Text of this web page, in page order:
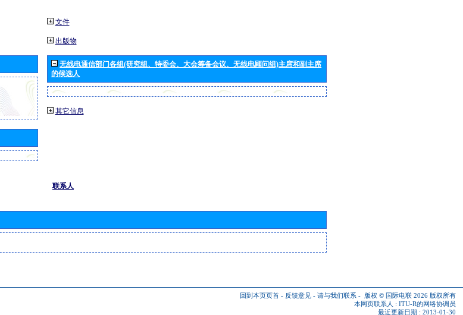
文件
出版物
无线电通信部门各组(研究组、特委会、大会筹备会议、无线电顾问组)主席和副主席
的候选人
其它信息
联系人
回到本页页首 - 反馈意见 - 请与我们联系 - 版权 © 国际电联 2026 版权所有
本网页联系人 : ITU-R的网络协调员
最近更新日期 : 2013-01-30